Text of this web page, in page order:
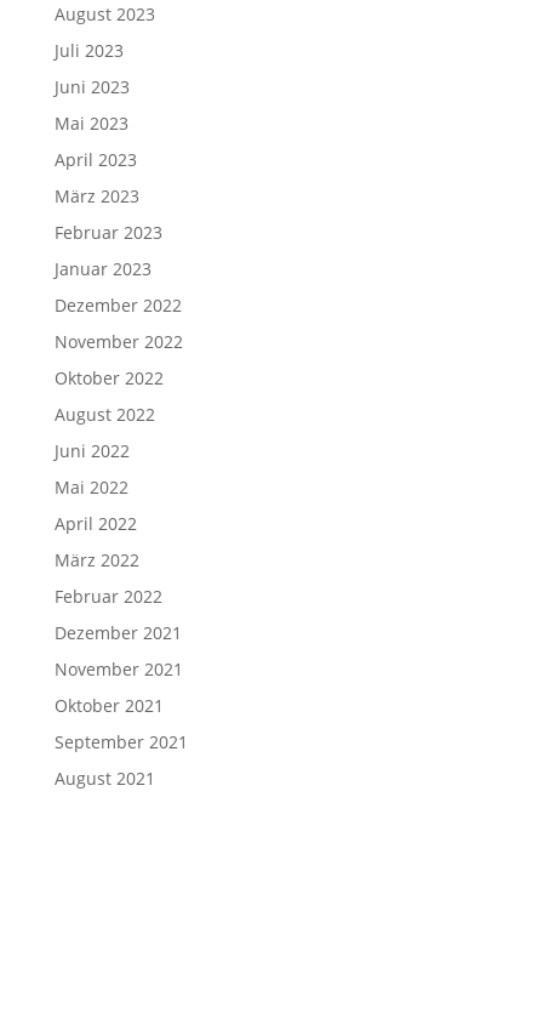
August 2023
Juli 2023
Juni 2023
Mai 2023
April 2023
März 2023
Februar 2023
Januar 2023
Dezember 2022
November 2022
Oktober 2022
August 2022
Juni 2022
Mai 2022
April 2022
März 2022
Februar 2022
Dezember 2021
November 2021
Oktober 2021
September 2021
August 2021